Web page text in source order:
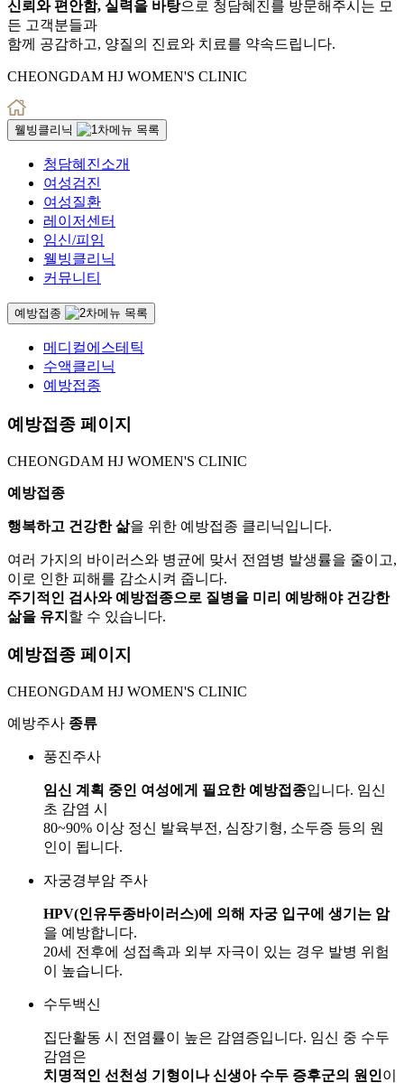
신뢰와 편안함, 실력을 바탕으로 청담혜진를 방문해주시는 모
든 고객분들과
함께 공감하고, 양질의 진료와 치료를 약속드립니다.
CHEONGDAM HJ WOMEN'S CLINIC
웰빙클리닉
청담혜진소개
여성검진
여성질환
레이저센터
임신/피임
웰빙클리닉
커뮤니티
예방접종
메디컬에스테틱
수액클리닉
예방접종
예방접종 페이지
CHEONGDAM HJ WOMEN'S CLINIC
예방접종
행복하고 건강한 삶을 위한 예방접종 클리닉입니다.
여러 가지의 바이러스와 병균에 맞서 전염병 발생률을 줄이고,
이로 인한 피해를 감소시켜 줍니다.
주기적인 검사와 예방접종으로 질병을 미리 예방해야 건강한
삶을 유지 할 수 있습니다.
예방접종 페이지
CHEONGDAM HJ WOMEN'S CLINIC
예방주사 종류
풍진주사
임신 계획 중인 여성에게 필요한 예방접종입니다. 임신
초 감염 시
80~90% 이상 정신 발육부전, 심장기형, 소두증 등의 원
인이 됩니다.
자궁경부암 주사
HPV(인유두종바이러스)에 의해 자궁 입구에 생기는 암
을 예방합니다.
20세 전후에 성접촉과 외부 자극이 있는 경우 발병 위험
이 높습니다.
수두백신
집단활동 시 전염률이 높은 감염증입니다. 임신 중 수두
감염은
치명적인 선천성 기형이나 신생아 수두 증후군의 원인이